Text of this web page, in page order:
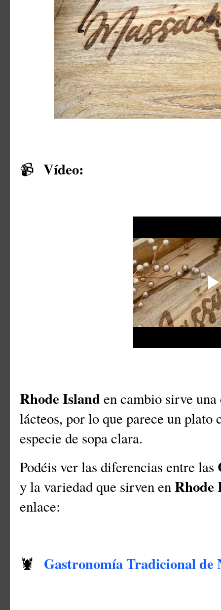
📹 Vídeo:
Rhode Islanden cambio sirve
lácteos, por lo que parece un plato
especie de sopa clara.
Podéis ver las diferencias entre las
y la variedad que sirven enRhode
enlace:
🦞 Gastronomía Tradicional de